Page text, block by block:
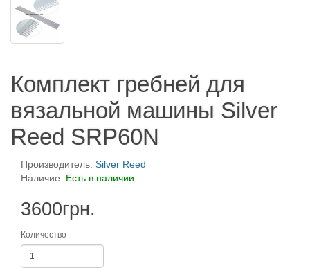
Комплект гребней для
вязальной машины Silver
Reed SRP60N
Производитель: Silver Reed
Наличие: Есть в наличии
3600грн.
Количество